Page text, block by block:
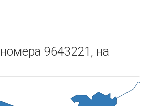
9643221, на